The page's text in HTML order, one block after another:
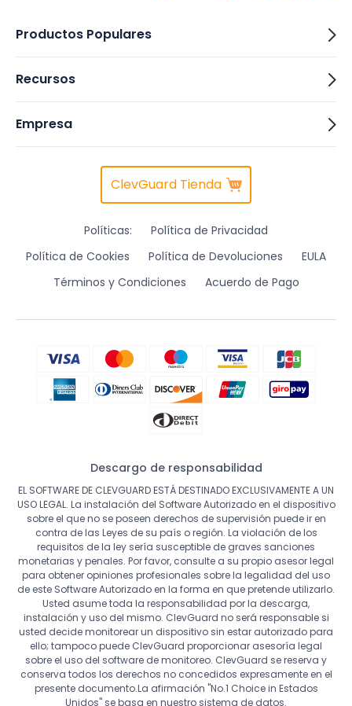
Productos Populares
Recursos
Empresa
ClevGuard Tienda
Políticas:
Política de Privacidad
Política de Cookies
Política de Devoluciones
EULA
Términos y Condiciones
Acuerdo de Pago
Descargo de responsabilidad
EL SOFTWARE DE CLEVGUARD ESTÁ DESTINADO EXCLUSIVAMENTE A UN
USO LEGAL. La instalación del Software Autorizado en el dispositivo
sobre el que no se poseen derechos de supervisión puede ir en
contra de las Leyes de su país o región. La violación de los
requisitos de la ley sería susceptible de graves sanciones
monetarias y penales. Por favor, consulte a su propio asesor legal
para obtener opiniones profesionales sobre la legalidad del uso
de este Software Autorizado en la forma en que pretende utilizarlo.
Usted asume toda la responsabilidad por la descarga,
instalación y uso del mismo. ClevGuard no será responsable si
usted decide monitorear un dispositivo sin estar autorizado para
ello; tampoco puede ClevGuard proporcionar asesoría legal
sobre el uso del software de monitoreo. ClevGuard se reserva y
conserva todos los derechos no concedidos expresamente en el
presente documento.La afirmación "No.1 Choice in Estados
Unidos" se basa en nuestro sistema de datos.